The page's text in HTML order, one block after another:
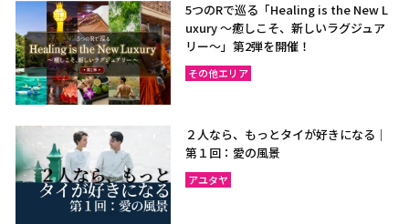
5つのRで巡る「Healing is the New L
uxury ～癒しこそ、新しいラグジュア
リー〜」第2弾を開催！
その他エリア
２人なら、もっとタイが好きになる｜
第１回：愛の風景
アユタヤ